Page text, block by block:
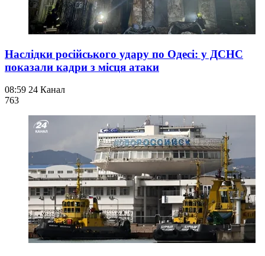
Наслідки російського удару по Одесі: у ДСНС
показали кадри з місця атаки
08:59 24 Канал
763